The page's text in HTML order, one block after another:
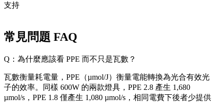
支持
常見問題 FAQ
Q：為什麼應該看 PPE 而不只是瓦數？
瓦數衡量耗電量，PPE（µmol/J）衡量電能轉換為光合有效光
子的效率。同樣 600W 的兩款燈具，PPE 2.8 產生 1,680
µmol/s，PPE 1.8 僅產生 1,080 µmol/s，相同電費下後者少提供